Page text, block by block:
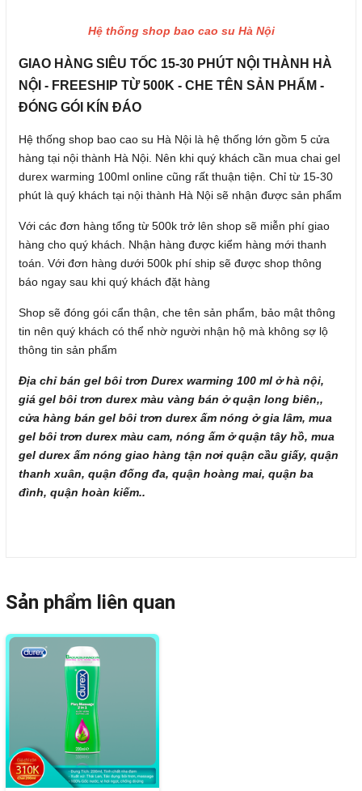
Hệ thống shop bao cao su Hà Nội
GIAO HÀNG SIÊU TỐC 15-30 PHÚT NỘI THÀNH HÀ
NỘI - FREESHIP TỪ 500K - CHE TÊN SẢN PHẨM -
ĐÓNG GÓI KÍN ĐÁO
Hệ thống shop bao cao su Hà Nội là hệ thống lớn gồm 5 cửa
hàng tại nội thành Hà Nội. Nên khi quý khách cần mua chai gel
durex warming 100ml online cũng rất thuận tiện. Chỉ từ 15-30
phút là quý khách tại nội thành Hà Nội sẽ nhận được sản phẩm
Với các đơn hàng tổng từ 500k trở lên shop sẽ miễn phí giao
hàng cho quý khách. Nhận hàng được kiểm hàng mới thanh
toán. Với đơn hàng dưới 500k phí ship sẽ được shop thông
báo ngay sau khi quý khách đặt hàng
Shop sẽ đóng gói cẩn thận, che tên sản phẩm, bảo mật thông
tin nên quý khách có thể nhờ người nhận hộ mà không sợ lộ
thông tin sản phẩm
Địa chỉ bán gel bôi trơn Durex warming 100 ml ở hà nội,
giá gel bôi trơn durex màu vàng bán ở quận long biên,,
cửa hàng bán gel bôi trơn durex ấm nóng ở gia lâm, mua
gel bôi trơn durex màu cam, nóng ấm ở quận tây hồ, mua
gel durex ấm nóng giao hàng tận nơi quận cầu giấy, quận
thanh xuân, quận đống đa, quận hoàng mai, quận ba
đình, quận hoàn kiếm..
Sản phẩm liên quan